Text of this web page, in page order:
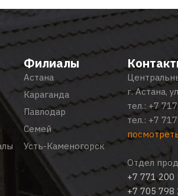
Филиалы
Астана
Караганда
Павлодар
Семей
Усть-Каменогорск
г. Астана,
тел.: +7
тел.: +7
Отдел
+7 771 200
+7 705 798